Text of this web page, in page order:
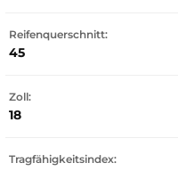
Reifenquerschnitt:
45
Zoll:
18
Tragfähigkeitsindex: